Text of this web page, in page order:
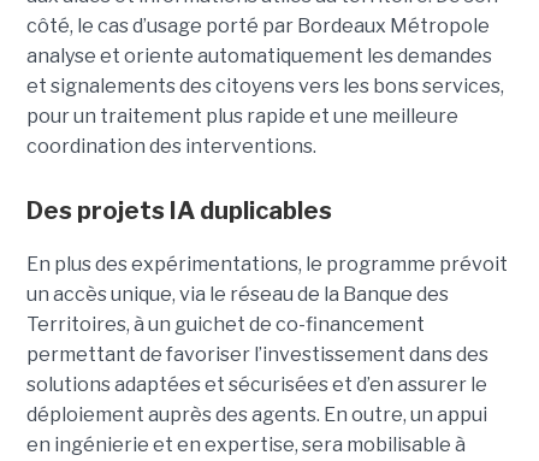
côté, le cas d’usage porté par Bordeaux Métropole
analyse et oriente automatiquement les demandes
et signalements des citoyens vers les bons services,
pour un traitement plus rapide et une meilleure
coordination des interventions.
Des projets IA duplicables
En plus des expérimentations, le programme prévoit
un accès unique, via le réseau de la Banque des
Territoires, à un guichet de co-financement
permettant de favoriser l’investissement dans des
solutions adaptées et sécurisées et d’en assurer le
déploiement auprès des agents. En outre, un appui
en ingénierie et en expertise, sera mobilisable à